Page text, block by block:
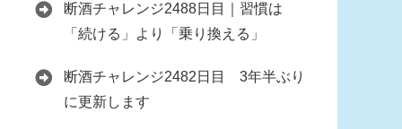
断酒チャレンジ2488日目｜習慣は
「続ける」より「乗り換える」
断酒チャレンジ2482日目 3年半ぶり
に更新します